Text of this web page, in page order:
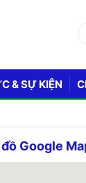
& SỰ KIỆN
Google